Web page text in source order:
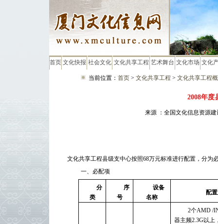
首页 文化快报 社会文化 文化共享工程 艺术舞台 文化市场 文化
当前位置： 首页> 文化共享工程 > 文化共享工程
2008年度
来源 ：全国文化信息资源
文化共享工程县级支中心按照68万元标准进行配置，分为
一、必配项
分
类
序
号
设备
名称
配
2个AMD /
器主频2.3G以上